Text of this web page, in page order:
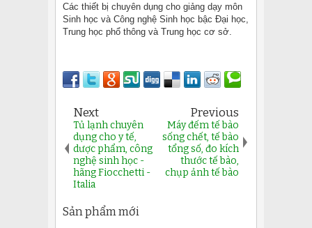
Các thiết bị chuyên dụng cho giảng dạy môn
Sinh học và Công nghệ Sinh học bậc Đại học,
Trung học phổ thông và Trung học cơ sở.
Next
Tủ lạnh chuyên
dụng cho y tế,
dược phẩm, công
nghệ sinh học -
hãng Fiocchetti -
Italia
Previous
Máy đếm tế bào
sống chết, tế bào
tổng số, đo kích
thước tế bào,
chụp ảnh tế bào
Sản phẩm mới